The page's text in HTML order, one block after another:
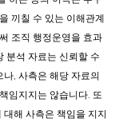
끼칠 수 있는 이해관계
조직 행정운영을 효과
분석 자료는 신뢰할 수
, 사측은 해당 자료의
임지지는 않습니다. 또
해 사측은 책임을 지지